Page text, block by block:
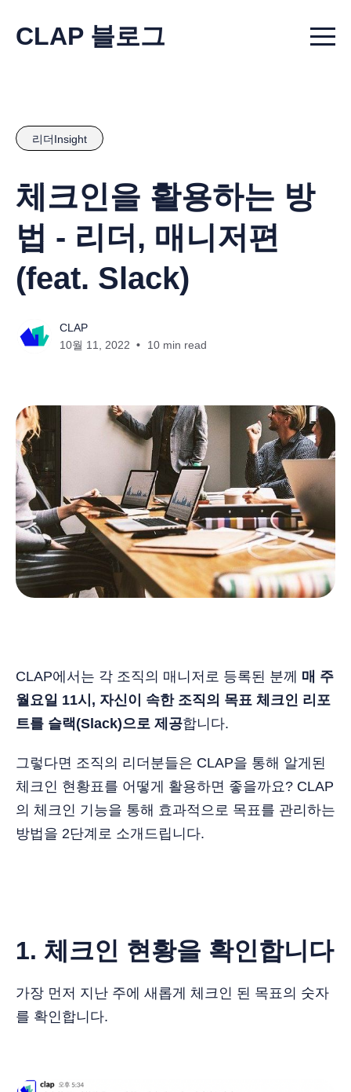
CLAP 블로그 Menu
리더Insight
체크인을 활용하는 방
법 - 리더, 매니저편
(feat. Slack)
CLAP
10월 11, 2022
10 min read
CLAP에서는 각 조직의 매니저로 등록된 분께 매 주
월요일 11시, 자신이 속한 조직의 목표 체크인 리포
트를 슬랙(Slack)으로 제공합니다.
그렇다면 조직의 리더분들은 CLAP을 통해 알게된
체크인 현황표를 어떻게 활용하면 좋을까요? CLAP
의 체크인 기능을 통해 효과적으로 목표를 관리하는
방법을 2단계로 소개드립니다.
1. 체크인 현황을 확인합니다
가장 먼저 지난 주에 새롭게 체크인 된 목표의 숫자
를 확인합니다.